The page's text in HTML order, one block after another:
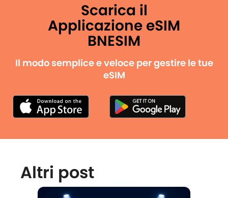
Scarica il
Applicazione eSIM
BNESIM
Il modo semplice e veloce per gestire le tue
eSIM
Altri post